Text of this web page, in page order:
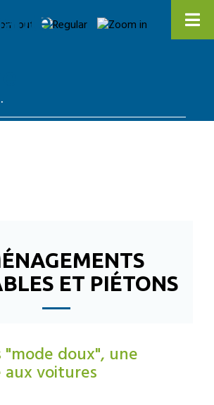
ET PIÉTONS
"mode doux", une
voitures